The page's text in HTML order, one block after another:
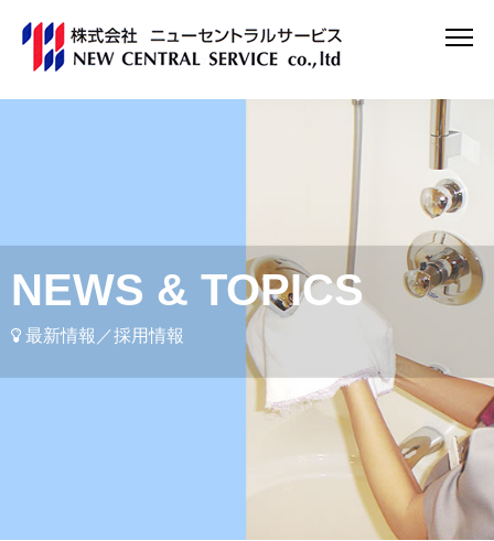
NEWS & TOPICS
最新情報／採用情報